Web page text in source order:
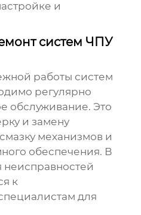
и
систем ЧПУ
работы систем
регулярно
обслуживание. Это
и замену
механизмов и
обеспечения. В
неисправностей
к
для